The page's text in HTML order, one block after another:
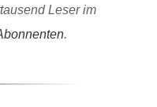
Leser im
.